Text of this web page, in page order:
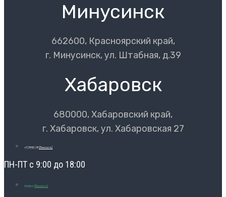
Минусинск
662600, Красноярский край,
г. Минусинск, ул. Штабная, д.39
Хабаровск
680000, Хабаровский край,
г. Хабаровск, ул. Хабаровская 27
+7 (3902) 39 [Показать]
ПН-ПТ с 9:00 до 18:00
info@ecl- [Показать]